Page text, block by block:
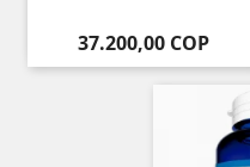
Precio
37.200,00 COP